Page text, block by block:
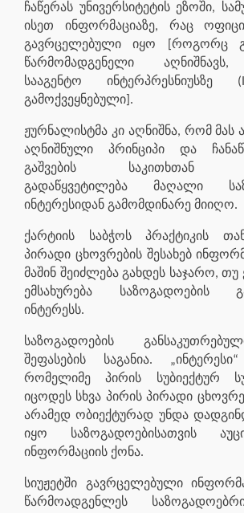
ჩაწერას უნივერსიტეტის ეზოში,
ისეთ ინფორმაციაზე, რაც
გავრცელებული იყო [როგორც
წარმომადგენელი
სააგენტო
გამოქვეყნებული].
ჟურნალისტმა კი აღნიშნა, რომ მას
აღნიშნული პრინციპი და
გაშვების საკითხთან
გადაწყვეტილება მაღალი
ინტერესიდან გამომდინარე მიიღო.
ქარტიის საბჭოს პრაქტიკის
პირადი ცხოვრების შესახებ
მაშინ შეიძლება გახდეს საჯარო,
ემსახურება საზოგადოების
ინტერესს.
საზოგადოების
შეფასების საგანია.
რომელიმე პირის სუბიექტურ
იცოდეს სხვა პირის პირადი
არამედ ობიექტურად უნდა
იყო საზოგადოებისათვის
ინფორმაციის ქონა.
სიუჟეტში გავრცელებული
წარმოადგენლეს